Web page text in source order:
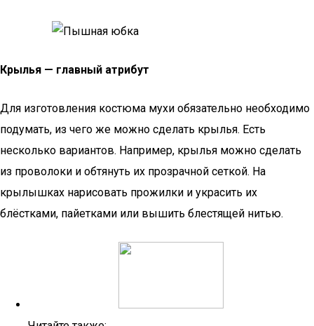
Крылья — главный атрибут
Для изготовления костюма мухи обязательно необходимо
подумать, из чего же можно сделать крылья. Есть
несколько вариантов. Например, крылья можно сделать
из проволоки и обтянуть их прозрачной сеткой. На
крылышках нарисовать прожилки и украсить их
блёстками, пайетками или вышить блестящей нитью.